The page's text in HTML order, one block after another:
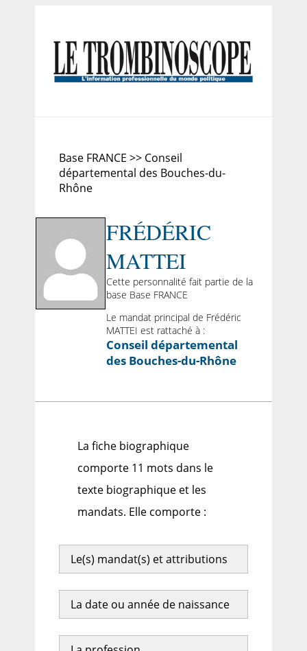
Base FRANCE >> Conseil
départemental des Bouches-du-
Rhône
FRÉDÉRIC
MATTEI
Cette personnalité fait partie de la
base Base FRANCE
Le mandat principal de Frédéric
MATTEI est rattaché à :
Conseil départemental
des Bouches-du-Rhône
La fiche biographique
comporte 11 mots dans le
texte biographique et les
mandats. Elle comporte :
Le(s) mandat(s) et attributions
La date ou année de naissance